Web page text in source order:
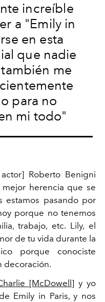
increíble
a "Emily in
en esta
que nadie
me
para no
mi todo"
Roberto Benigni
herencia que se
estamos pasando por
porque no tenemos
trabajo, etc. Lily, el
de tu vida durante la
porque conociste
decoración.
[McDowell] y yo
Emily in Paris, y nos